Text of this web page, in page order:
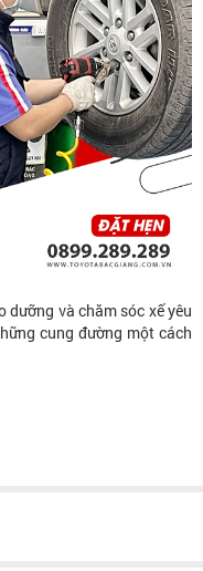
dưỡng và chăm sóc xế yêu
cung đường một cách